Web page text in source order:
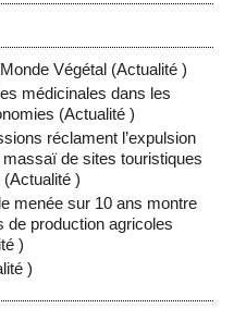
Végétal (Actualité)
médicinales dans les
(Actualité)
réclament l’expulsion
de sites touristiques
(Actualité)
menée sur 10 ans montre
de production agricoles
)
)